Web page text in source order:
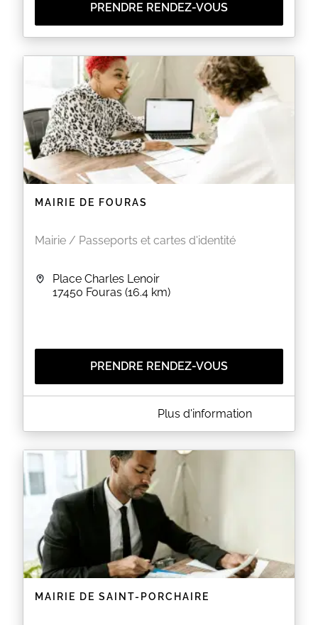
PRENDRE RENDEZ-VOUS
MAIRIE DE FOURAS
Mairie / Passeports et cartes d'identité
Place Charles Lenoir
17450 Fouras (16.4 km)
PRENDRE RENDEZ-VOUS
A PROPOS DE MAIRIE DE FOURAS
Service ouvert aux horaires indiqués sur la gauche
EN SAVOIR PLUS
Plus d'information
MAIRIE DE SAINT-PORCHAIRE